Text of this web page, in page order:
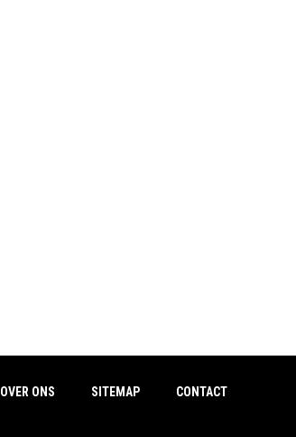
OVER ONS SITEMAP CONTACT